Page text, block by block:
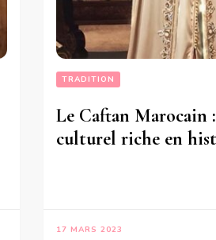
TRADITION
Le Caftan Marocain
culturel riche en
17 MARS 2023